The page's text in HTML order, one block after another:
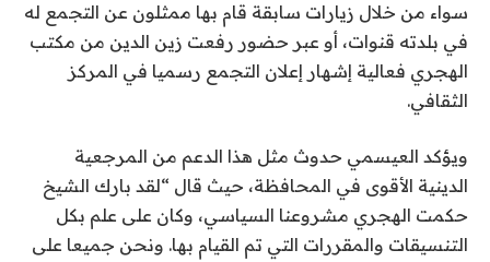
سواء من خلال زيارات سابقة قام بها ممثلون عن التجمع له
في بلدته قنوات، أو عبر حضور رفعت زين الدين من مكتب
الهجري فعالية إشهار إعلان التجمع رسميا في المركز
الثقافي.
ويؤكد العيسمي حدوث مثل هذا الدعم من المرجعية
الدينية الأقوى في المحافظة، حيث قال “لقد بارك الشيخ
حكمت الهجري مشروعنا السياسي، وكان على علم بكل
التنسيقات والمقررات التي تم القيام بها. ونحن جميعا على